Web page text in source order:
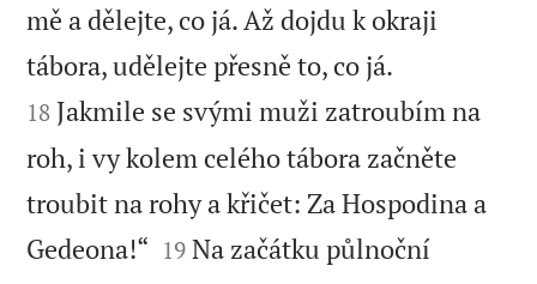
mě a dělejte, co já. Až dojdu k okraji
tábora, udělejte přesně to, co já.
18 Jakmile se svými muži zatroubím na
roh, i vy kolem celého tábora začněte
troubit na rohy a křičet: Za Hospodina a
Gedeona!“ 

19 Na začátku půlnoční